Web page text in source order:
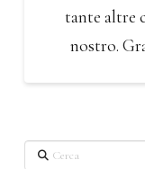
tante altre
nostro.
Cerca